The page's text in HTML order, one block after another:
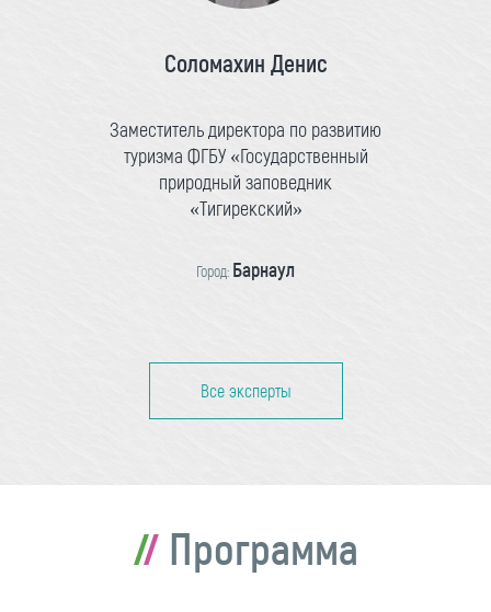
Соломахин Денис
Заместитель директора по развитию
туризма ФГБУ «Государственный
природный заповедник
«Тигирекский»
Город: Барнаул
Все эксперты
Программа